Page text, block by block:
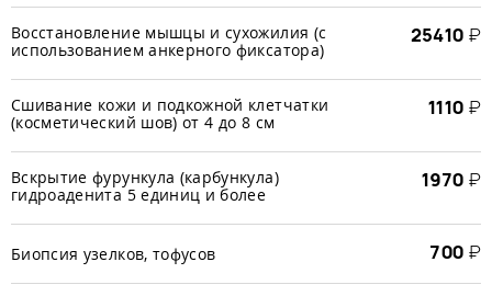
Восстановление мышцы и сухожилия (с
использованием анкерного фиксатора)
25410 ₽
Сшивание кожи и подкожной клетчатки
(косметический шов) от 4 до 8 см
1110 ₽
Вскрытие фурункула (карбункула)
гидроаденита 5 единиц и более
1970 ₽
Биопсия узелков, тофусов 700 ₽